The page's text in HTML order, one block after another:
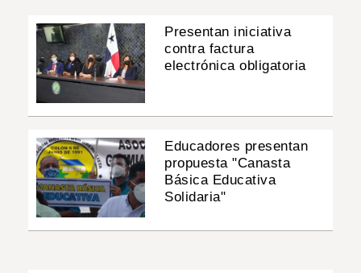
Presentan iniciativa
contra factura
electrónica obligatoria
Educadores presentan
propuesta "Canasta
Básica Educativa
Solidaria"